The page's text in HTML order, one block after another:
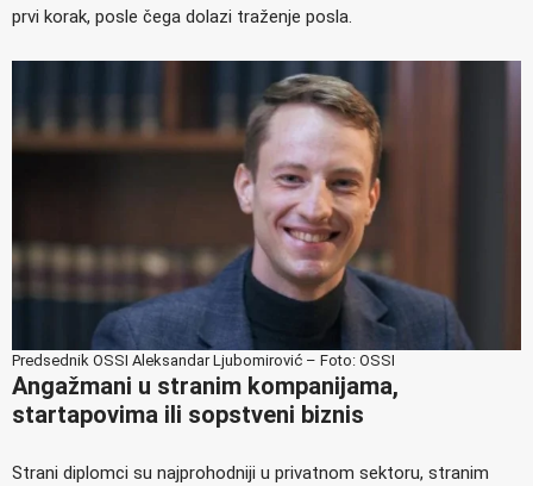
prvi korak, posle čega dolazi traženje posla.
Predsednik OSSI Aleksandar Ljubomirović – Foto: OSSI
Angažmani u stranim kompanijama,
startapovima ili sopstveni biznis
Strani diplomci su najprohodniji u privatnom sektoru, stranim